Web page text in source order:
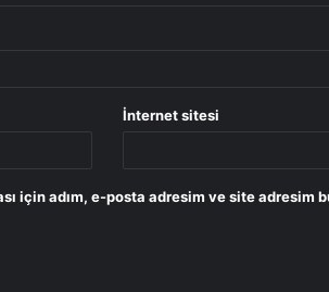
İnternet sitesi
için adım, e-posta adresim ve site adresim